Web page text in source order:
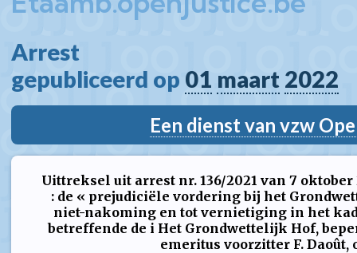
Arrest
gepubliceerd op 01 maart 2022
Een dienst van vzw
Uittreksel uit arrest nr. 136/2021 van 7
: de « prejudiciële vordering bij het
niet-nakoming en tot vernietiging in het
betreffende de i Het Grondwettelijk Hof,
emeritus voorzitter F. Daoût,